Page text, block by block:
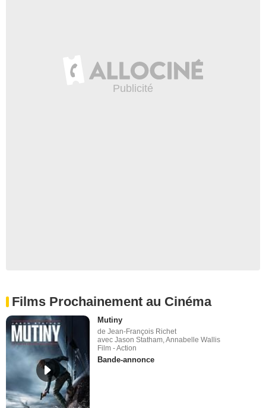
Films Prochainement au Cinéma
Mutiny
de Jean-François Richet
avec Jason Statham, Annabelle Wallis
Film - Action
Bande-annonce